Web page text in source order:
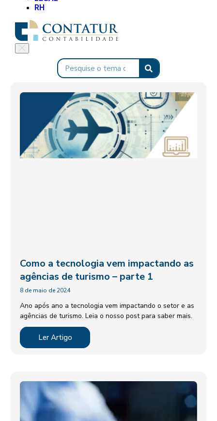
RH
Como a tecnologia vem impactando as
agências de turismo – parte 1
8 de maio de 2024
Ano após ano a tecnologia vem impactando o setor e as
agências de turismo. Leia o nosso post para saber mais.
Ler Artigo